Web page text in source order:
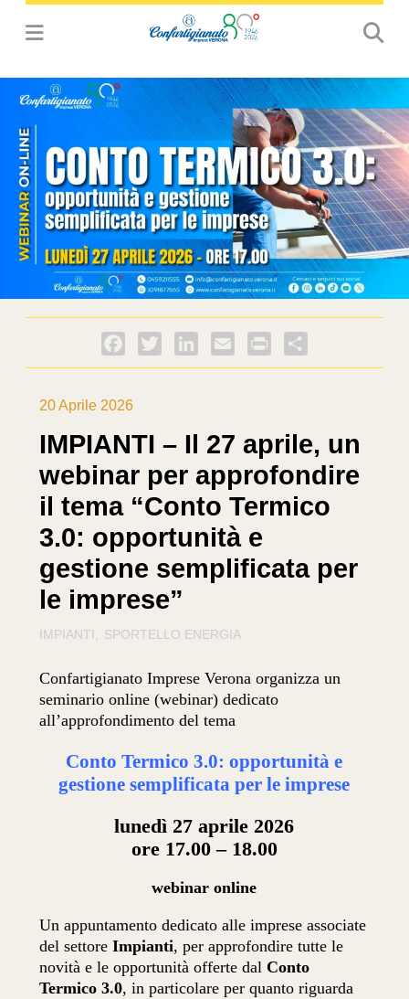
Facebook
Twitter LinkedInEmail PrintFriendly
20 Aprile 2026
IMPIANTI – Il 27 aprile, un
webinar per approfondire
il tema “Conto Termico
3.0: opportunità e
gestione semplificata per
le imprese”
IMPIANTI SPORTELLO ENERGIA
Confartigianato Imprese Verona organizza un
seminario online (webinar) dedicato
all’approfondimento del tema
Conto Termico 3.0: opportunità e
gestione semplificata per le imprese
lunedì 27 aprile 2026
ore 17.00 – 18.00
webinar online
Un appuntamento dedicato alle imprese associate
del settoreImpianti, per approfondire tutte le
novità e le opportunità offerte dal Conto
Termico 3.0, in particolare per quanto riguarda